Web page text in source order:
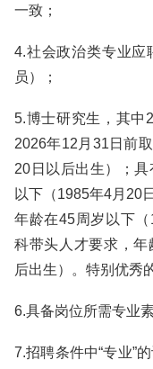
一致；
4.社会政治类专业应
员）；
5.博士研究生，其中
2026年12月31日前
20日以后出生）；
以下（1985年4月20
年龄在45周岁以下
科带头人才要求，
后出生）。特别优秀
6.具备岗位所需专业
7.招聘条件中“专业”